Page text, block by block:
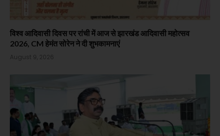
विश्व आदिवासी दिवस पर रांची में आज से झारखंड आदिवासी महोत्सव
2026, CM हेमंत सोरेन ने दी शुभकामनाएं
August 9, 2026